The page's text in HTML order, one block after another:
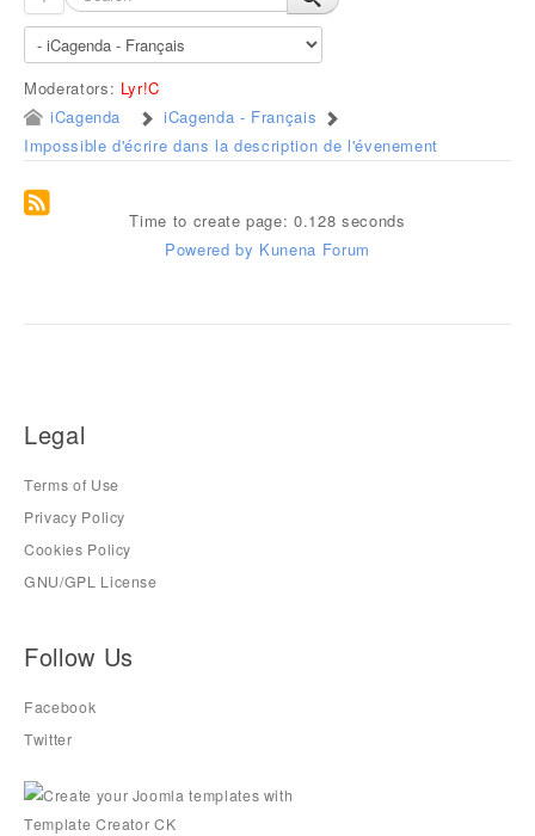
Moderators: Lyr!C
iCagenda
iCagenda - Français
Impossible d'écrire dans la description de l'évenement
Time to create page: 0.128 seconds
Powered by Kunena Forum
Legal
Terms of Use
Privacy Policy
Cookies Policy
GNU/GPL License
Follow Us
Facebook
Twitter